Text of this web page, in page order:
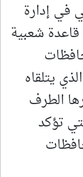
في إدارة
شعبية
يتلقاه
الطرف
تؤكد